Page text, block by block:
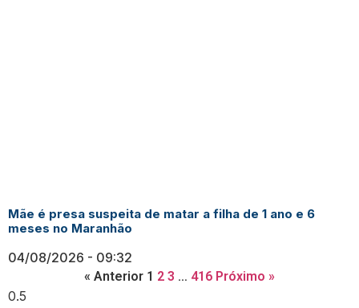
Mãe é presa suspeita de matar a filha de 1 ano e 6
meses no Maranhão
04/08/2026 09:32
« Anterior 1 2 3 … 416 Próximo »